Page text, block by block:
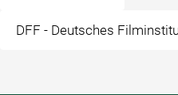
DFF - Deutsches